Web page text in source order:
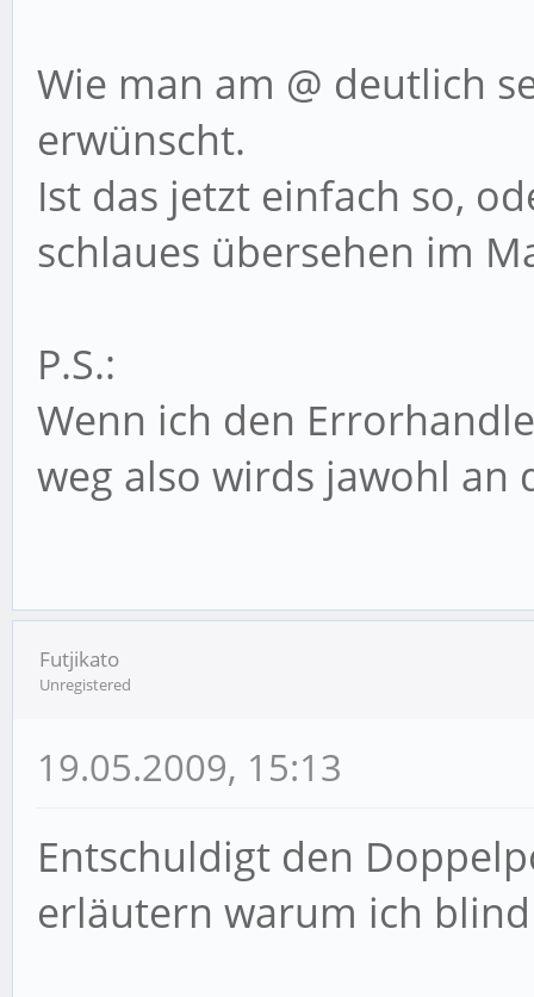
/>'.$errstr.'</div>';
}
catch(Exception
{
}
}
Wie man am @ deutlich
erwünscht.
Ist das jetzt einfach so,
schlaues übersehen im
P.S.:
Wenn ich den
weg also wirds jawohl an
Futjikato
Unregistered
19.05.2009, 15:13
Entschuldigt den
erläutern warum ich